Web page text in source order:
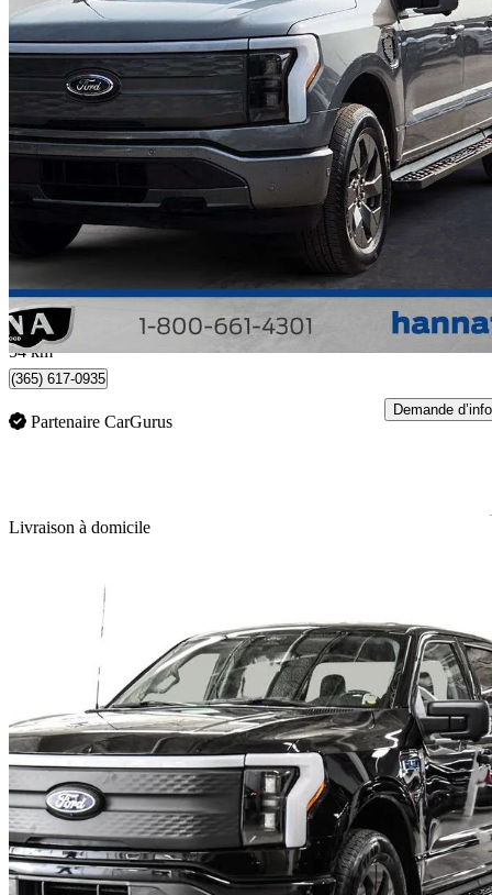
2023 Ford F-150 Lightning
72 601 km
57 488 $ Affaire
1 008 $/mois env.
Collingwood, ON
54 km
(365) 617-0935
Partenaire CarGurus
Demande d’info
Livraison à domicile
2024 Ford F-150 Lightning